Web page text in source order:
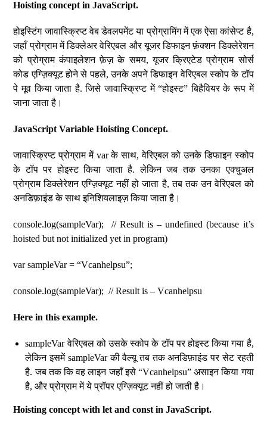
Hoisting concept in JavaScript.
होइस्टिंग जावास्क्रिप्ट वेब डेवलपमेंट या प्रोग्रामिंग में एक ऐसा कांसेप्ट है,
जहाँ प्रोग्राम में डिक्लेअर वेरिएबल और यूजर डिफाइन फ़ंक्शन डिक्लेरेशन
को प्रोग्राम कंपाइलेशन फ़ेज़ के समय, यूजर क्रिएटेड प्रोग्राम सोर्स
कोड एग्ज़िक्यूट होने से पहले, उनके अपने डिफाइन वेरिएबल स्कोप के टॉप
पे मूव किया जाता है. जिसे जावास्क्रिप्ट में “होइस्ट” बिहैवियर के रूप में
जाना जाता है।
JavaScript Variable Hoisting Concept.
जावास्क्रिप्ट प्रोग्राम में var के साथ, वेरिएबल को उनके डिफाइन स्कोप
के टॉप पर होइस्ट किया जाता है. लेकिन जब तक उनका एक्चुअल
प्रोग्राम डिक्लेरेशन एग्ज़िक्यूट नहीं हो जाता है, तब तक उन वेरिएबल को
अनडिफ़ाइंड के साथ इनिशियलाइज़ किया जाता है।
console.log(sampleVar); // Result is – undefined (because it’s
hoisted but not initialized yet in program)
var sampleVar = “Vcanhelpsu”;
console.log(sampleVar); // Result is – Vcanhelpsu
Here in this example.
sampleVar वेरिएबल को उसके स्कोप के टॉप पर होइस्ट किया गया है,
लेकिन इसमें sampleVar की वैल्यू तब तक अनडिफ़ाइंड पर सेट रहती
है. जब तक कि वह लाइन जहाँ इसे “Vcanhelpsu” असाइन किया गया
है, और प्रोग्राम में ये प्रॉपर एग्ज़िक्यूट नहीं हो जाती है।
Hoisting concept with let and const in JavaScript.